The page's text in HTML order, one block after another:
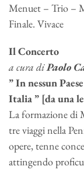
Menuet – Trio –
Finale. Vivace
Il Concerto
a cura diPaolo
” In nessun
Italia ” [da una
La formazione di
tre viaggi nella
opere, tenne
attingendo